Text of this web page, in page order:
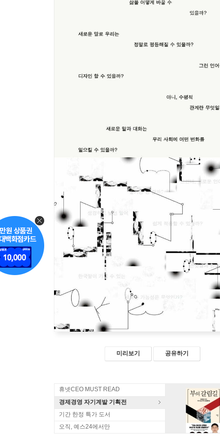
미리보기 공유하기
휴넷CEO MUST READ
경제경영 자기계발 기획전
기간 한정 특가 도서
오직, 예스24에서만